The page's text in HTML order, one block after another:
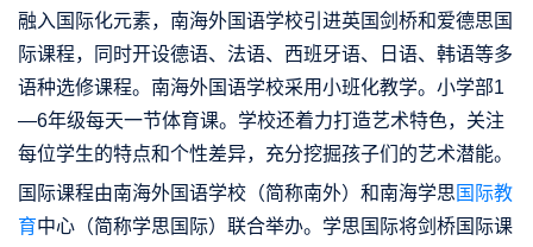
融入国际化元素，南海外国语学校引进英国剑桥和爱德思国
际课程，同时开设德语、法语、西班牙语、日语、韩语等多
语种选修课程。南海外国语学校采用小班化教学。小学部1
—6年级每天一节体育课。学校还着力打造艺术特色，关注
每位学生的特点和个性差异，充分挖掘孩子们的艺术潜能。
国际课程由南海外国语学校（简称南外）和南海学思 国际教
育中心（简称学思国际）联合举办。学思国际将剑桥国际课